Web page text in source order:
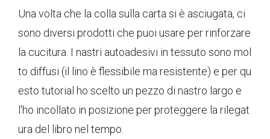
Una volta che la colla sulla carta si è asciugata, ci
sono diversi prodotti che puoi usare per rinforzare
la cucitura. I nastri autoadesivi in ​​tessuto sono mol
to diffusi (il lino è flessibile ma resistente) e per qu
esto tutorial ho scelto un pezzo di nastro largo e
l'ho incollato in posizione per proteggere la rilegat
ura del libro nel tempo.